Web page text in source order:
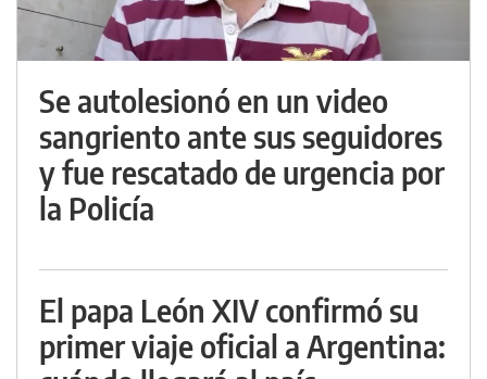
Se autolesionó en un video
sangriento ante sus seguidores
y fue rescatado de urgencia por
la Policía
El papa León XIV confirmó su
primer viaje oficial a Argentina: